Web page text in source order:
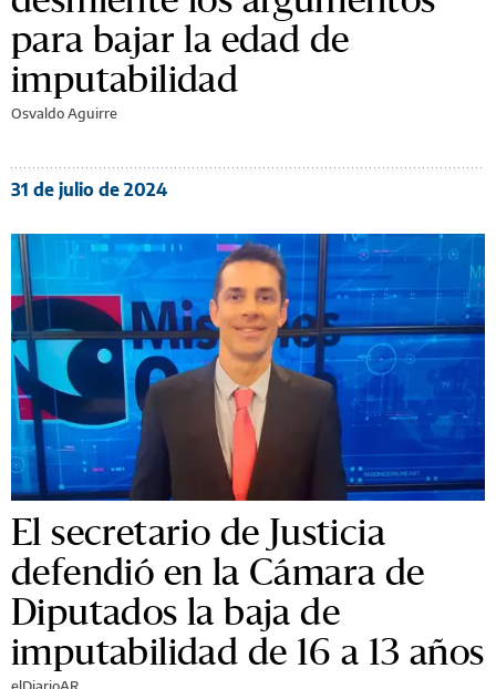
para bajar la edad de
imputabilidad
Osvaldo Aguirre
31 de julio de 2024
El secretario de Justicia
defendió en la Cámara de
Diputados la baja de
imputabilidad de 16 a 13 años
elDiarioAR